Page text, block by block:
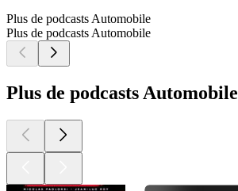
Plus de podcasts Automobile
Plus de podcasts Automobile
Plus de podcasts Automobile